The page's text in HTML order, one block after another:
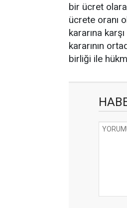
bir ücret
ücrete oranı
kararına
kararının
birliği ile